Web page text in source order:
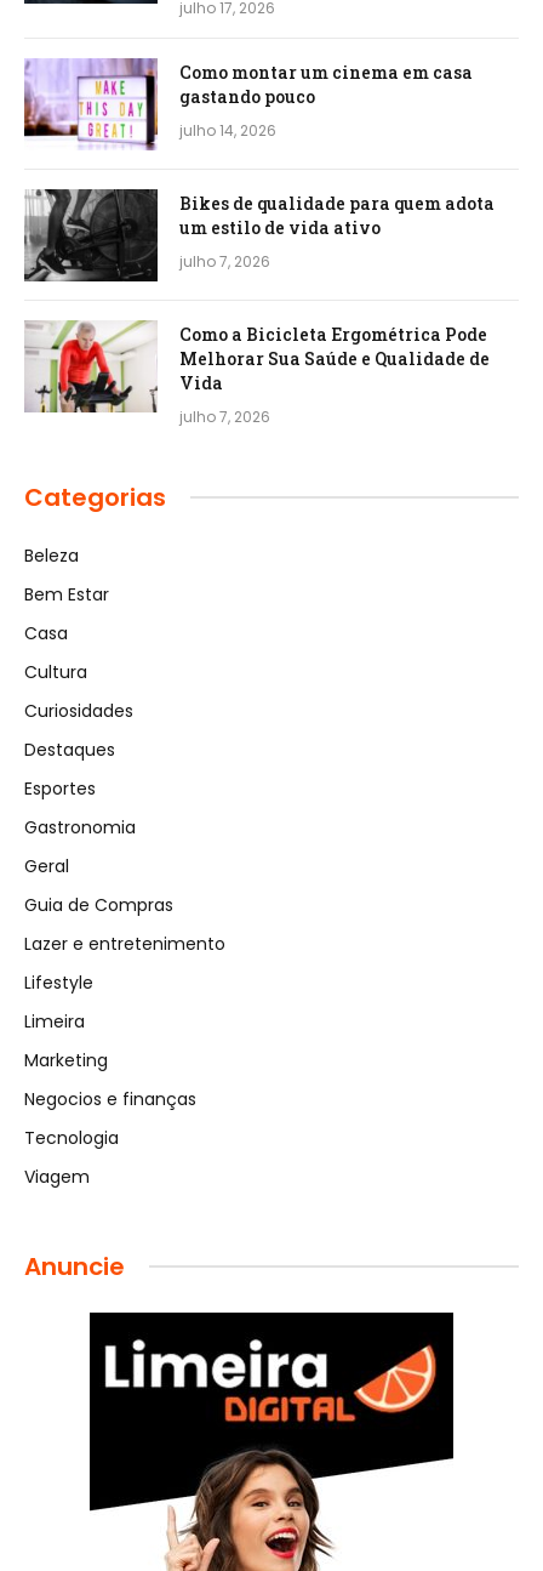
julho 17, 2026
Como montar um cinema em casa
gastando pouco
julho 14, 2026
Bikes de qualidade para quem adota
um estilo de vida ativo
julho 7, 2026
Como a Bicicleta Ergométrica Pode
Melhorar Sua Saúde e Qualidade de
Vida
julho 7, 2026
Categorias
Beleza
Bem Estar
Casa
Cultura
Curiosidades
Destaques
Esportes
Gastronomia
Geral
Guia de Compras
Lazer e entretenimento
Lifestyle
Limeira
Marketing
Negocios e finanças
Tecnologia
Viagem
Anuncie